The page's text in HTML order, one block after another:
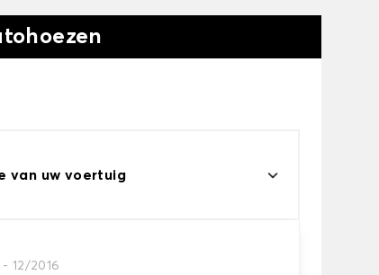
van uw voertuig
12/2016
uw behoeftes